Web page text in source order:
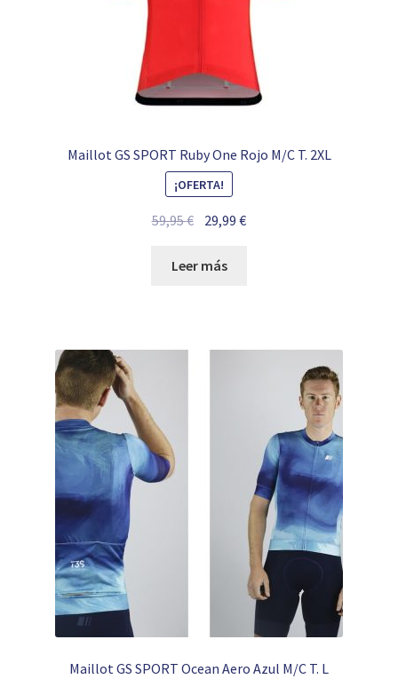
Maillot GS SPORT Ruby One Rojo M/C T. 2XL
¡OFERTA!
59,95€ El
original
29,99€El
Leer más
Maillot GS SPORT Ocean Aero Azul M/C T. L